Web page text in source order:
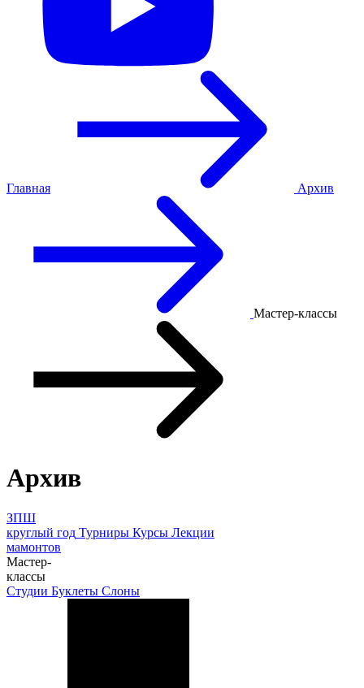
Главная Архив
Мастер-классы
Архив
ЗПШ
круглый год Турниры Курсы Лекции
мамонтов
Мастер-
классы
Студии Буклеты Слоны